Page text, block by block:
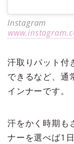
Instagram
汗取りパット付
できるなど、通
インナーです。
汗をかく時期も
ナーを選べば1